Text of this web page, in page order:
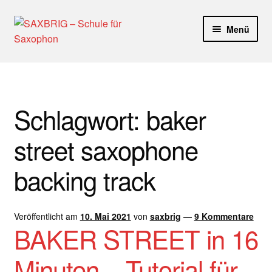
Zur
Navigation
Zum
Inhalt
Menü
Aktuelle Blog Artikel
ANMELDUNG
Dankeschön – Impro Basic Downloads (Youtube)
Datenschutz
Schlagwort: baker
street saxophone
backing track
Veröffentlicht am 10. Mai 2021 von saxbrig — 9 Kommentare
BAKER STREET in 16